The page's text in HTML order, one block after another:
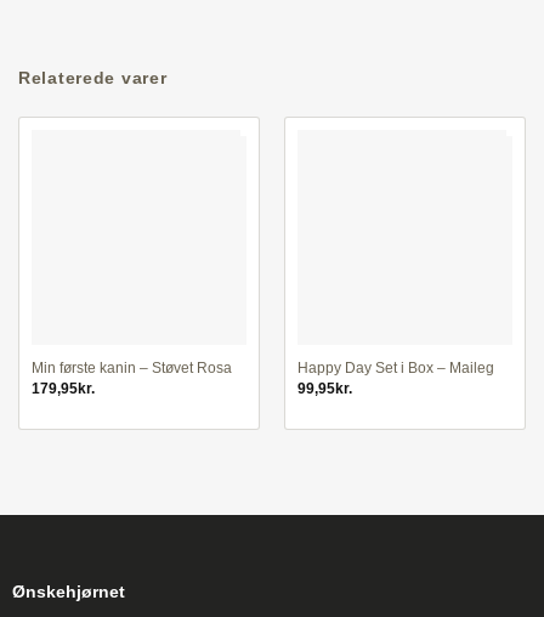
Relaterede varer
Min første kanin – Støvet Rosa
179,95kr.
Happy Day Set i Box – Maileg
99,95kr.
Ønskehjørnet